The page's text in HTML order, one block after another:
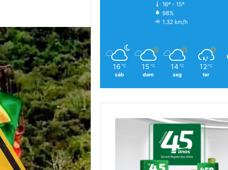
16º - 15º
98%
1.32 km/h
16 ℃
sáb
15 ℃
dom
14 ℃
seg
12 ℃
ter